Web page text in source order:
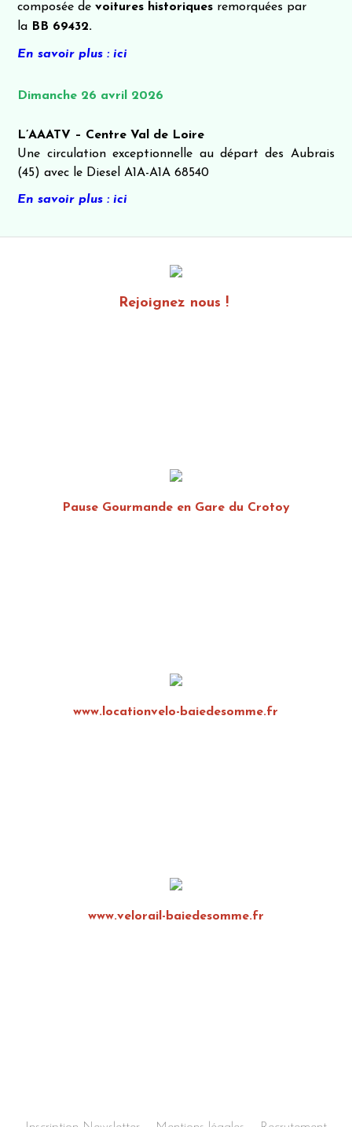
composée devoitures historiques remorquées par
la BB 69432.
En savoir plus : ici
Dimanche 26 avril 2026
L’AAATV – Centre Val de Loire
Une circulation exceptionnelle au départ des Aubrais
(45) avec le Diesel A1A-A1A 68540
En savoir plus : ici
Rejoignez nous !
Pause Gourmande en Gare du Crotoy
www.locationvelo-baiedesomme.fr
www.velorail-baiedesomme.fr